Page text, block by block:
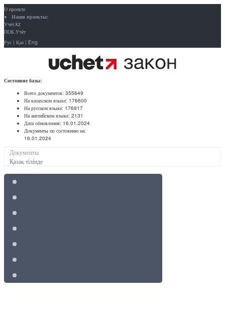
О проекте
Наши проекты:
Учёт.kz
ПОБ.Учёт
Рус | Қаз | Eng
Состояние базы:
Всего документов: 355649
На казахском языке: 176600
На русском языке: 176917
На английском языке: 2131
Дата обновления: 16.01.2024
Документы по состоянию на:
16.01.2024
Документы
Қазақ тілінде